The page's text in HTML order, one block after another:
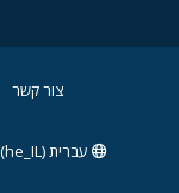
צור קשר
עברית (he_IL)